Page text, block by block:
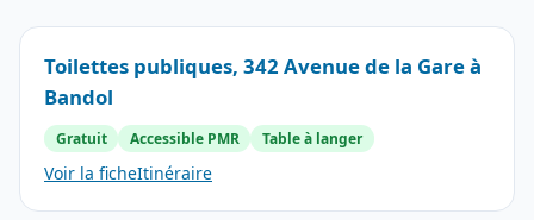
Toilettes publiques, 342 Avenue de la Gare à
Bandol
Gratuit Accessible PMR Table à langer
Voir la ficheItinéraire